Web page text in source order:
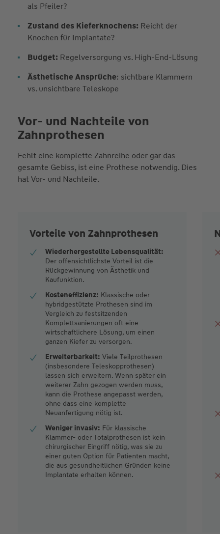
als Pfeiler?
Zustand des Kieferknochens: Reicht der
Knochen für Implantate?
Budget: Regelversorgung vs. High-End-Lösung
Ästhetische Ansprüche: sichtbare Klammern
vs. unsichtbare Teleskope
Vor- und Nachteile von
Zahnprothesen
Fehlt eine komplette Zahnreihe oder gar das
gesamte Gebiss, ist eine Prothese notwendig. Dies
hat Vor- und Nachteile.
Vorteile von Zahnprothesen
Wiederhergestellte Lebensqualität:
Der offensichtlichste Vorteil ist die
Rückgewinnung von Ästhetik und
Kaufunktion.
Kosteneffizienz: Klassische oder
hybridgestützte Prothesen sind im
Vergleich zu festsitzenden
Komplettsanierungen oft eine
wirtschaftlichere Lösung, um einen
ganzen Kiefer zu versorgen.
Erweiterbarkeit: Viele Teilprothesen
(insbesondere Teleskopprothesen)
lassen sich erweitern. Wenn später ein
weiterer Zahn gezogen werden muss,
kann die Prothese angepasst werden,
ohne dass eine komplette
Neuanfertigung nötig ist.
Weniger invasiv: Für klassische
Klammer- oder Totalprothesen ist kein
chirurgischer Eingriff nötig, was sie zu
einer guten Option für Patienten macht,
die aus gesundheitlichen Gründen keine
Implantate erhalten können.